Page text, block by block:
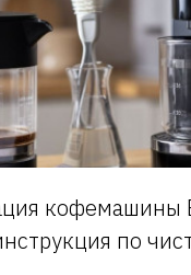
кофемашины
по